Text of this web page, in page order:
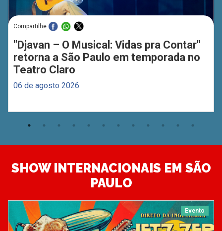
Compartilhe
"Djavan – O Musical: Vidas pra Contar"
retorna a São Paulo em temporada no
Teatro Claro
06 de agosto 2026
SHOW INTERNACIONAIS EM SÃO
PAULO
Evento